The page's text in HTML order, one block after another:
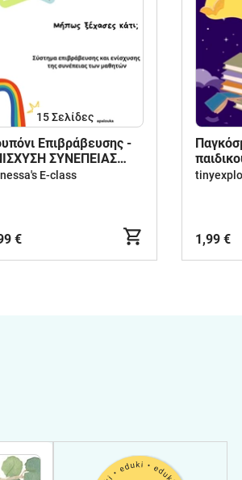
15Σελίδες
Επιβράβευσης -
ΣΥΝΕΠΕΙΑΣ
E-class
€ 1,99 €